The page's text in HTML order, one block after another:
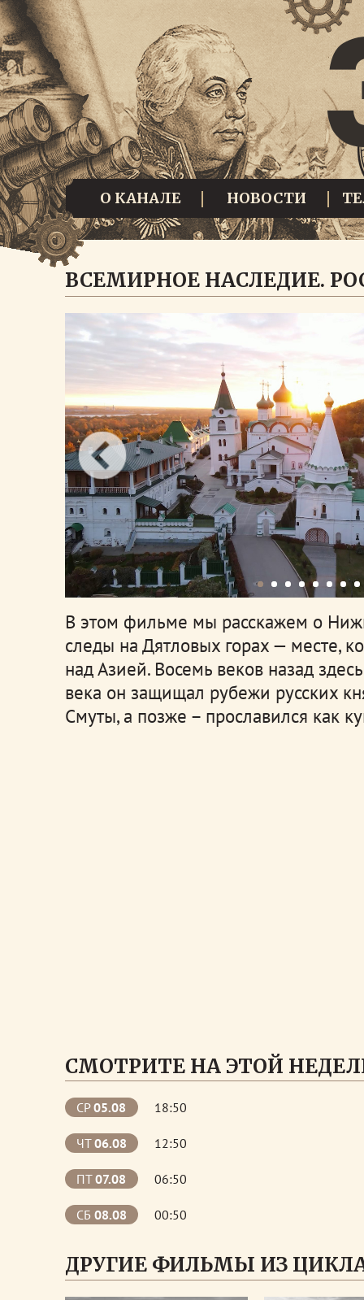
О КАНАЛЕ НОВОСТИ
ВСЕМИРНОЕ НАСЛЕДИЕ.
В этом фильме мы расскажем о
следы на Дятловых горах — месте,
над Азией. Восемь веков назад
века он защищал рубежи русских
Смуты, а позже – прославился как
СМОТРИТЕ НА ЭТОЙ
СР05.08 18:50
ЧТ06.08 12:50
ПТ07.08 06:50
СБ 08.08 00:50
ДРУГИЕ ФИЛЬМЫ ИЗ